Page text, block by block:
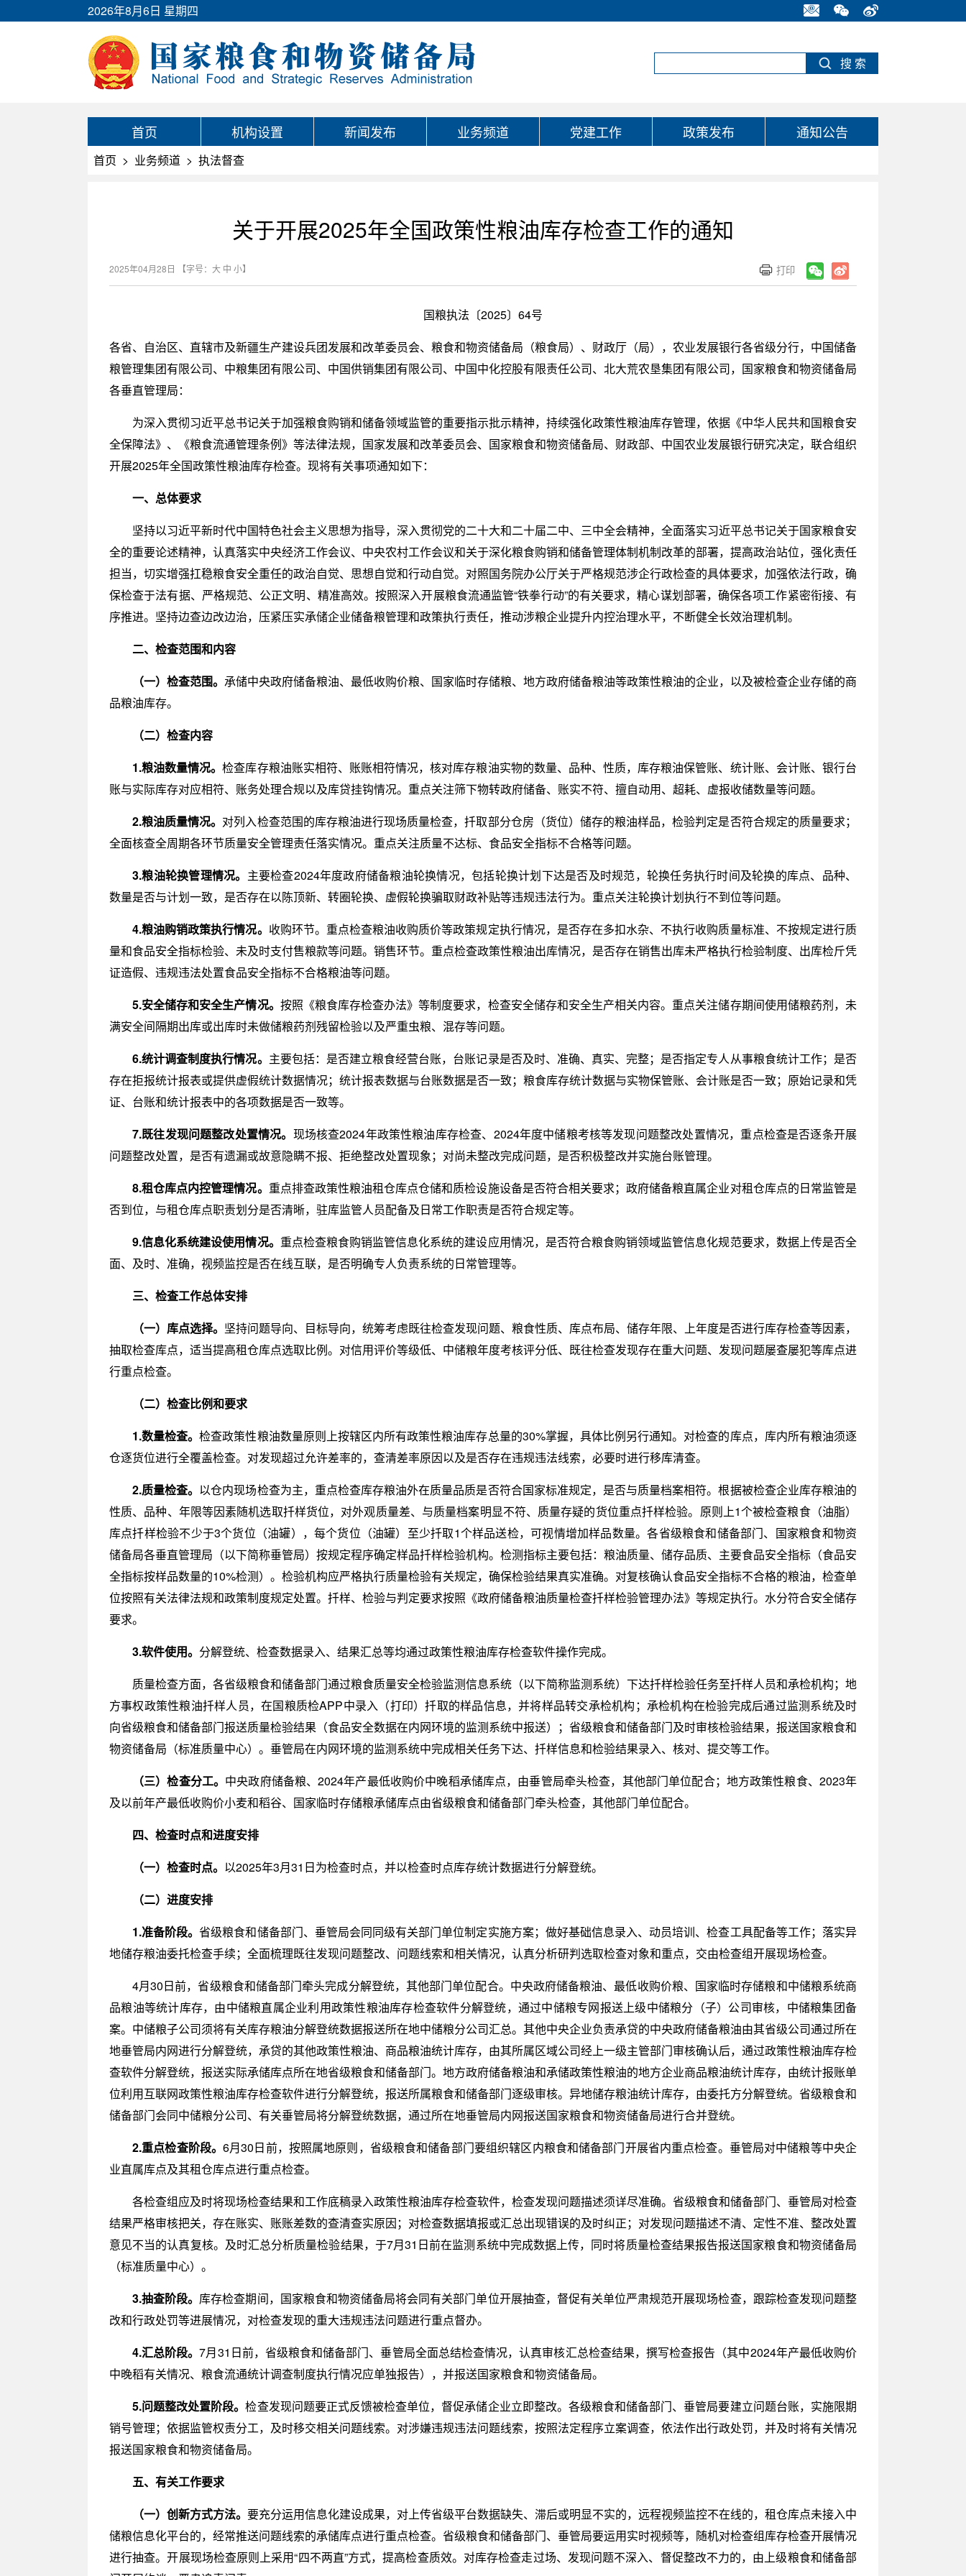
2026年8月6日 星期四
首页 机构设置 新闻发布 业务频道 党建工作 政策发布 通知公告
首页 > 业务频道 > 执法督查
关于开展2025年全国政策性粮油库存检查工作的通知
2025年04月28日 【字号： 大 中 小】
国粮执法〔2025〕64号
各省、自治区、直辖市及新疆生产建设兵团发展和改革委员会、粮食和物资储备局（粮食局）、财政厅（局），农业发展银行各省级分行，中国储备
粮管理集团有限公司、中粮集团有限公司、中国供销集团有限公司、中国中化控股有限责任公司、北大荒农垦集团有限公司，国家粮食和物资储备局
各垂直管理局：
为深入贯彻习近平总书记关于加强粮食购销和储备领域监管的重要指示批示精神，持续强化政策性粮油库存管理，依据《中华人民共和国粮食安
全保障法》、《粮食流通管理条例》等法律法规，国家发展和改革委员会、国家粮食和物资储备局、财政部、中国农业发展银行研究决定，联合组织
开展2025年全国政策性粮油库存检查。现将有关事项通知如下：
一、总体要求
坚持以习近平新时代中国特色社会主义思想为指导，深入贯彻党的二十大和二十届二中、三中全会精神，全面落实习近平总书记关于国家粮食安
全的重要论述精神，认真落实中央经济工作会议、中央农村工作会议和关于深化粮食购销和储备管理体制机制改革的部署，提高政治站位，强化责任
担当，切实增强扛稳粮食安全重任的政治自觉、思想自觉和行动自觉。对照国务院办公厅关于严格规范涉企行政检查的具体要求，加强依法行政，确
保检查于法有据、严格规范、公正文明、精准高效。按照深入开展粮食流通监管“铁拳行动”的有关要求，精心谋划部署，确保各项工作紧密衔接、有
序推进。坚持边查边改边治，压紧压实承储企业储备粮管理和政策执行责任，推动涉粮企业提升内控治理水平，不断健全长效治理机制。
二、检查范围和内容
（一）检查范围。 承储中央政府储备粮油、最低收购价粮、国家临时存储粮、地方政府储备粮油等政策性粮油的企业，以及被检查企业存储的商
品粮油库存。
（二）检查内容
1.粮油数量情况。检查库存粮油账实相符、账账相符情况，核对库存粮油实物的数量、品种、性质，库存粮油保管账、统计账、会计账、银行台
账与实际库存对应相符、账务处理合规以及库贷挂钩情况。重点关注筛下物转政府储备、账实不符、擅自动用、超耗、虚报收储数量等问题。
2.粮油质量情况。 对列入检查范围的库存粮油进行现场质量检查，扦取部分仓房（货位）储存的粮油样品，检验判定是否符合规定的质量要求；
全面核查全周期各环节质量安全管理责任落实情况。重点关注质量不达标、食品安全指标不合格等问题。
3.粮油轮换管理情况。 主要检查2024年度政府储备粮油轮换情况，包括轮换计划下达是否及时规范，轮换任务执行时间及轮换的库点、品种、
数量是否与计划一致，是否存在以陈顶新、转圈轮换、虚假轮换骗取财政补贴等违规违法行为。重点关注轮换计划执行不到位等问题。
4.粮油购销政策执行情况。 收购环节。重点检查粮油收购质价等政策规定执行情况，是否存在多扣水杂、不执行收购质量标准、不按规定进行质
量和食品安全指标检验、未及时支付售粮款等问题。销售环节。重点检查政策性粮油出库情况，是否存在销售出库未严格执行检验制度、出库检斤凭
证造假、违规违法处置食品安全指标不合格粮油等问题。
5.安全储存和安全生产情况。 按照《粮食库存检查办法》等制度要求，检查安全储存和安全生产相关内容。重点关注储存期间使用储粮药剂，未
满安全间隔期出库或出库时未做储粮药剂残留检验以及严重虫粮、混存等问题。
6.统计调查制度执行情况。 主要包括：是否建立粮食经营台账，台账记录是否及时、准确、真实、完整；是否指定专人从事粮食统计工作；是否
存在拒报统计报表或提供虚假统计数据情况；统计报表数据与台账数据是否一致；粮食库存统计数据与实物保管账、会计账是否一致；原始记录和凭
证、台账和统计报表中的各项数据是否一致等。
7.既往发现问题整改处置情况。 现场核查2024年政策性粮油库存检查、2024年度中储粮考核等发现问题整改处置情况，重点检查是否逐条开展
问题整改处置，是否有遗漏或故意隐瞒不报、拒绝整改处置现象；对尚未整改完成问题，是否积极整改并实施台账管理。
8.租仓库点内控管理情况。 重点排查政策性粮油租仓库点仓储和质检设施设备是否符合相关要求；政府储备粮直属企业对租仓库点的日常监管是
否到位，与租仓库点职责划分是否清晰，驻库监管人员配备及日常工作职责是否符合规定等。
9.信息化系统建设使用情况。 重点检查粮食购销监管信息化系统的建设应用情况，是否符合粮食购销领域监管信息化规范要求，数据上传是否全
面、及时、准确，视频监控是否在线互联，是否明确专人负责系统的日常管理等。
三、检查工作总体安排
（一）库点选择。 坚持问题导向、目标导向，统筹考虑既往检查发现问题、粮食性质、库点布局、储存年限、上年度是否进行库存检查等因素，
抽取检查库点，适当提高租仓库点选取比例。对信用评价等级低、中储粮年度考核评分低、既往检查发现存在重大问题、发现问题屡查屡犯等库点进
行重点检查。
（二）检查比例和要求
1.数量检查。检查政策性粮油数量原则上按辖区内所有政策性粮油库存总量的30%掌握，具体比例另行通知。对检查的库点，库内所有粮油须逐
仓逐货位进行全覆盖检查。对发现超过允许差率的，查清差率原因以及是否存在违规违法线索，必要时进行移库清查。
2.质量检查。 以仓内现场检查为主，重点检查库存粮油外在质量品质是否符合国家标准规定，是否与质量档案相符。根据被检查企业库存粮油的
性质、品种、年限等因素随机选取扦样货位，对外观质量差、与质量档案明显不符、质量存疑的货位重点扦样检验。原则上1个被检查粮食（油脂）
库点扦样检验不少于3个货位（油罐），每个货位（油罐）至少扦取1个样品送检，可视情增加样品数量。各省级粮食和储备部门、国家粮食和物资
储备局各垂直管理局（以下简称垂管局）按规定程序确定样品扦样检验机构。检测指标主要包括：粮油质量、储存品质、主要食品安全指标（食品安
全指标按样品数量的10%检测）。检验机构应严格执行质量检验有关规定，确保检验结果真实准确。对复核确认食品安全指标不合格的粮油，检查单
位按照有关法律法规和政策制度规定处置。扦样、检验与判定要求按照《政府储备粮油质量检查扦样检验管理办法》等规定执行。水分符合安全储存
要求。
3.软件使用。 分解登统、检查数据录入、结果汇总等均通过政策性粮油库存检查软件操作完成。
质量检查方面，各省级粮食和储备部门通过粮食质量安全检验监测信息系统（以下简称监测系统）下达扦样检验任务至扦样人员和承检机构；地
方事权政策性粮油扦样人员，在国粮质检APP中录入（打印）扦取的样品信息，并将样品转交承检机构；承检机构在检验完成后通过监测系统及时
向省级粮食和储备部门报送质量检验结果（食品安全数据在内网环境的监测系统中报送）；省级粮食和储备部门及时审核检验结果，报送国家粮食和
物资储备局（标准质量中心）。垂管局在内网环境的监测系统中完成相关任务下达、扦样信息和检验结果录入、核对、提交等工作。
（三）检查分工。 中央政府储备粮、2024年产最低收购价中晚稻承储库点，由垂管局牵头检查，其他部门单位配合；地方政策性粮食、2023年
及以前年产最低收购价小麦和稻谷、国家临时存储粮承储库点由省级粮食和储备部门牵头检查，其他部门单位配合。
四、检查时点和进度安排
（一）检查时点。 以2025年3月31日为检查时点，并以检查时点库存统计数据进行分解登统。
（二）进度安排
1.准备阶段。省级粮食和储备部门、垂管局会同同级有关部门单位制定实施方案；做好基础信息录入、动员培训、检查工具配备等工作；落实异
地储存粮油委托检查手续；全面梳理既往发现问题整改、问题线索和相关情况，认真分析研判选取检查对象和重点，交由检查组开展现场检查。
4月30日前，省级粮食和储备部门牵头完成分解登统，其他部门单位配合。中央政府储备粮油、最低收购价粮、国家临时存储粮和中储粮系统商
品粮油等统计库存，由中储粮直属企业利用政策性粮油库存检查软件分解登统，通过中储粮专网报送上级中储粮分（子）公司审核，中储粮集团备
案。中储粮子公司须将有关库存粮油分解登统数据报送所在地中储粮分公司汇总。其他中央企业负责承贷的中央政府储备粮油由其省级公司通过所在
地垂管局内网进行分解登统，承贷的其他政策性粮油、商品粮油统计库存，由其所属区域公司经上一级主管部门审核确认后，通过政策性粮油库存检
查软件分解登统，报送实际承储库点所在地省级粮食和储备部门。地方政府储备粮油和承储政策性粮油的地方企业商品粮油统计库存，由统计报账单
位利用互联网政策性粮油库存检查软件进行分解登统，报送所属粮食和储备部门逐级审核。异地储存粮油统计库存，由委托方分解登统。省级粮食和
储备部门会同中储粮分公司、有关垂管局将分解登统数据，通过所在地垂管局内网报送国家粮食和物资储备局进行合并登统。
2.重点检查阶段。6月30日前，按照属地原则，省级粮食和储备部门要组织辖区内粮食和储备部门开展省内重点检查。垂管局对中储粮等中央企
业直属库点及其租仓库点进行重点检查。
各检查组应及时将现场检查结果和工作底稿录入政策性粮油库存检查软件，检查发现问题描述须详尽准确。省级粮食和储备部门、垂管局对检查
结果严格审核把关，存在账实、账账差数的查清查实原因；对检查数据填报或汇总出现错误的及时纠正；对发现问题描述不清、定性不准、整改处置
意见不当的认真复核。及时汇总分析质量检验结果，于7月31日前在监测系统中完成数据上传，同时将质量检查结果报告报送国家粮食和物资储备局
（标准质量中心）。
3.抽查阶段。 库存检查期间，国家粮食和物资储备局将会同有关部门单位开展抽查，督促有关单位严肃规范开展现场检查，跟踪检查发现问题整
改和行政处罚等进展情况，对检查发现的重大违规违法问题进行重点督办。
4.汇总阶段。7月31日前，省级粮食和储备部门、垂管局全面总结检查情况，认真审核汇总检查结果，撰写检查报告（其中2024年产最低收购价
中晚稻有关情况、粮食流通统计调查制度执行情况应单独报告），并报送国家粮食和物资储备局。
5.问题整改处置阶段。检查发现问题要正式反馈被检查单位，督促承储企业立即整改。各级粮食和储备部门、垂管局要建立问题台账，实施限期
销号管理；依据监管权责分工，及时移交相关问题线索。对涉嫌违规违法问题线索，按照法定程序立案调查，依法作出行政处罚，并及时将有关情况
报送国家粮食和物资储备局。
五、有关工作要求
（一）创新方式方法。 要充分运用信息化建设成果，对上传省级平台数据缺失、滞后或明显不实的，远程视频监控不在线的，租仓库点未接入中
储粮信息化平台的，经常推送问题线索的承储库点进行重点检查。省级粮食和储备部门、垂管局要运用实时视频等，随机对检查组库存检查开展情况
进行抽查。开展现场检查原则上采用“四不两直”方式，提高检查质效。对库存检查走过场、发现问题不深入、督促整改不力的，由上级粮食和储备部